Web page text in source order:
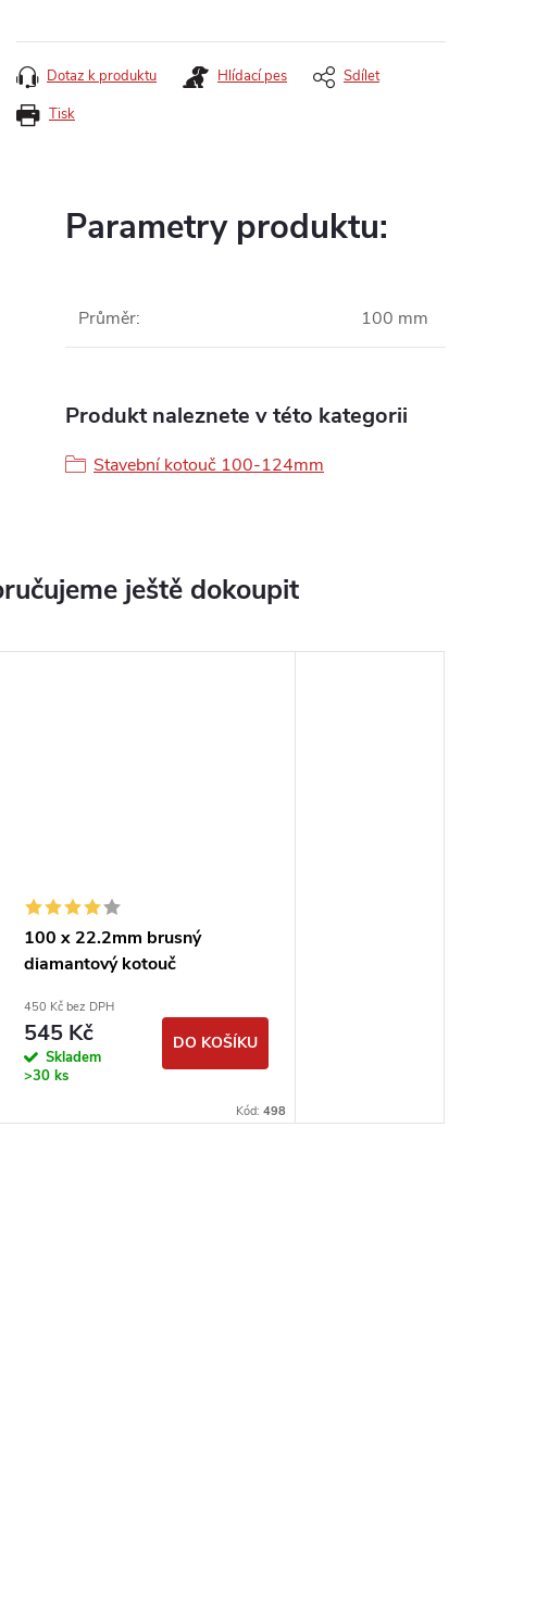
Tisk
Dotaz k produktu Hlídací pes Sdílet
Parametry produktu:
Průměr: 100 mm
Produkt naleznete v této kategorii
Stavební kotouč 100-124mm
ještě dokoupit
100 x 22.2mm brusný
diamantový kotouč
450 Kč bez DPH
545 Kč
Skladem
>30 ks
DO KOŠÍKU
Kód: 498